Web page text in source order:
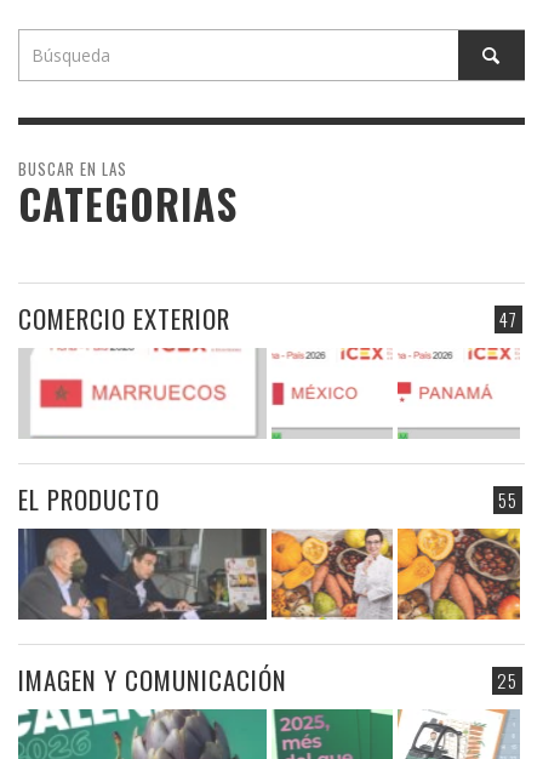
BUSCAR EN LAS
CATEGORIAS
47
COMERCIO EXTERIOR
55
EL PRODUCTO
25
IMAGEN Y COMUNICACIÓN